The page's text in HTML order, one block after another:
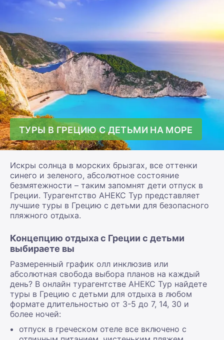
ТУРЫ В ГРЕЦИЮ С ДЕТЬМИ НА МОРЕ
Искры солнца в морских брызгах, все оттенки
синего и зеленого, абсолютное состояние
безмятежности – таким запомнят дети отпуск в
Греции. Турагентство АНЕКС Тур представляет
лучшие туры в Грецию с детьми для безопасного
пляжного отдыха.
Концепцию отдыха с Греции с детьми
выбираете вы
Размеренный график олл инклюзив или
абсолютная свобода выбора планов на каждый
день? В онлайн турагентстве АНЕКС Тур найдете
туры в Грецию с детьми для отдыха в любом
формате длительностью от 3-5 до 7, 14, 30 и
более ночей:
отпуск в греческом отеле все включено с